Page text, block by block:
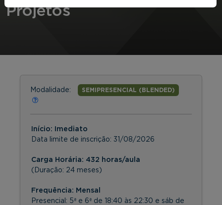
Projetos
Modalidade: SEMIPRESENCIAL (BLENDED)
Início: Imediato
Data limite de inscrição: 31/08/2026
Carga Horária: 432 horas/aula
(Duração: 24 meses)
Frequência: Mensal
Presencial: 5ª e 6ª de 18:40 às 22:30 e sáb de